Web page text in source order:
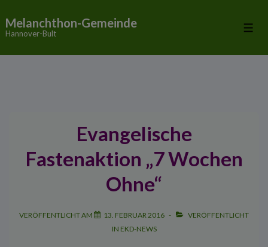
Zum
Melanchthon-Gemeinde
Hannover-Bult
Evangelische
Fastenaktion „7 Wochen
Ohne“
VERÖFFENTLICHT AM 13. FEBRUAR 2016
VERÖFFENTLICHT
IN EKD-NEWS